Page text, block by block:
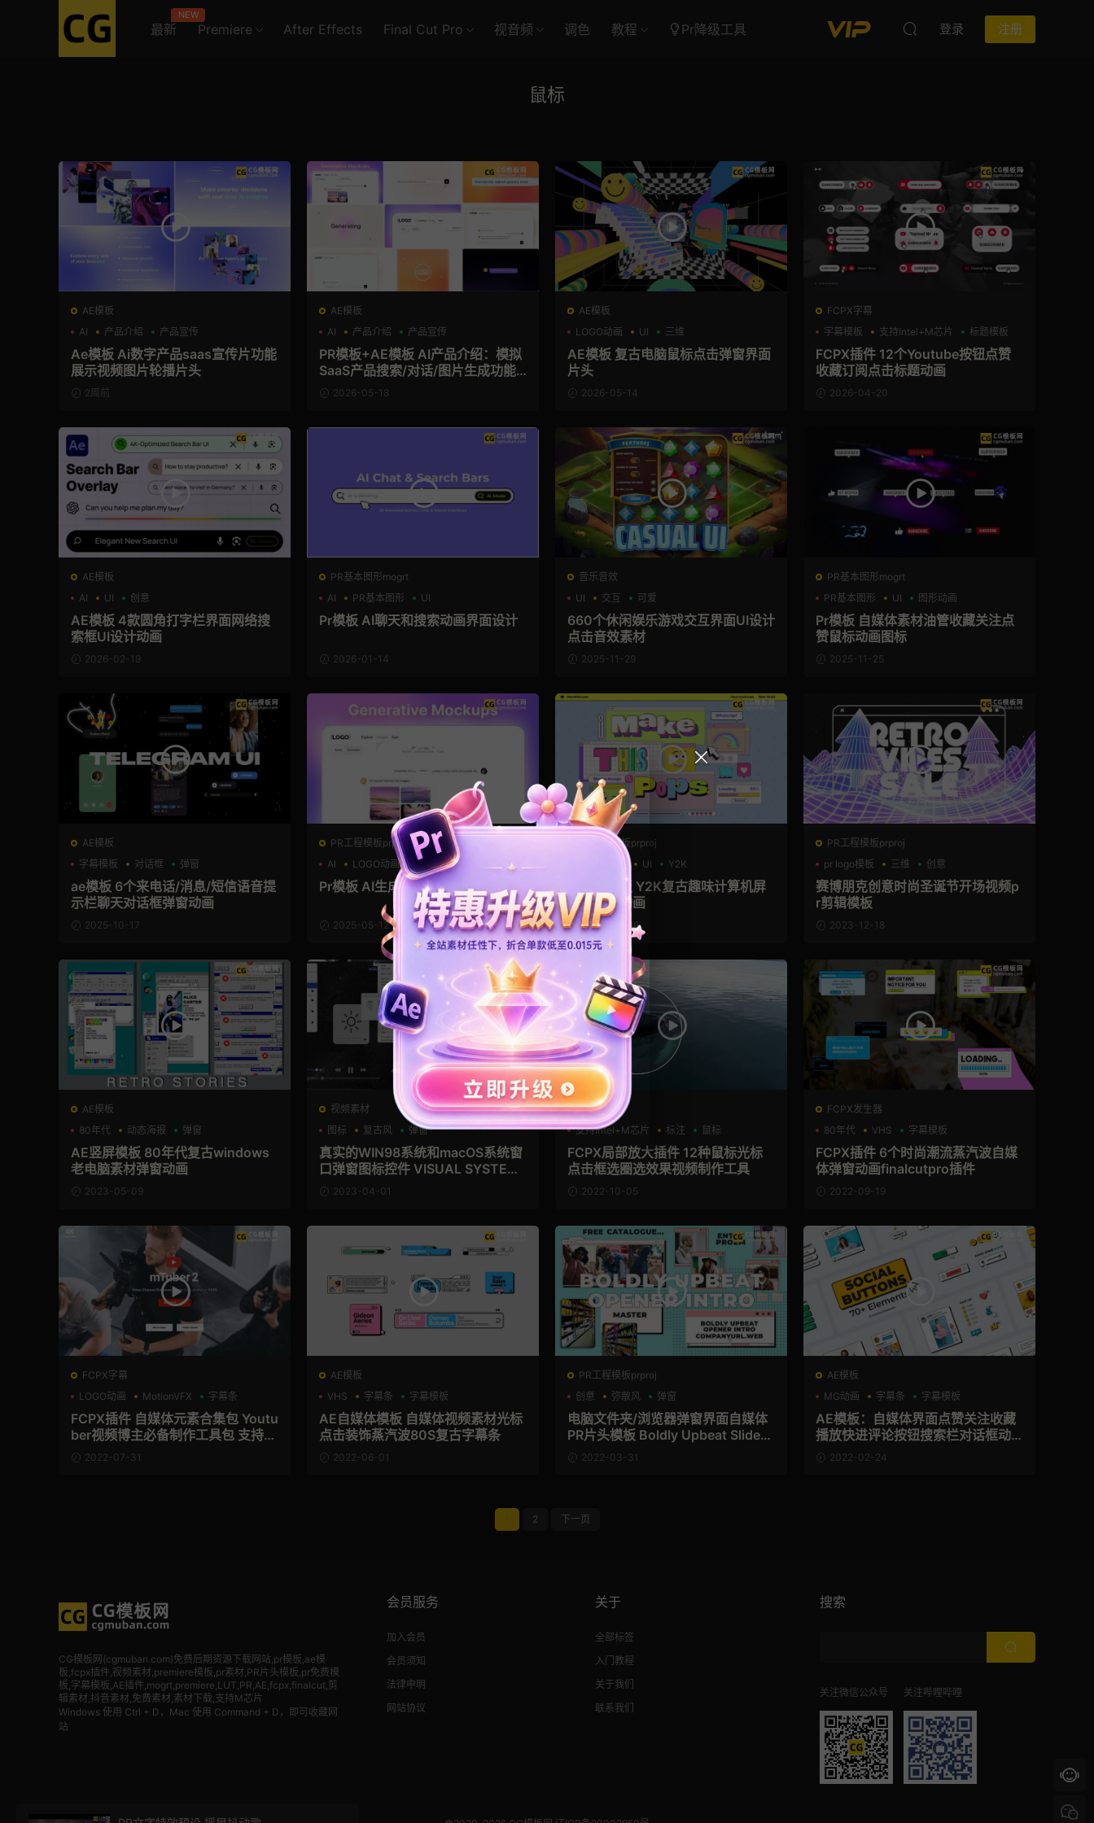
最新
NEW
Premiere After Effects Final Cut Pro 视音频 调色 教程 Pr降级工具 登录 注册
鼠标
AE模板
AI
产品介绍 产品宣传
Ae模板 Ai数字产品saas宣传片功能
展示视频图片轮播片头
2周前
AE模板
AI
产品介绍 产品宣传
PR模板+AE模板 AI产品介绍：模拟
SaaS产品搜索/对话/图片生成功能
展示2026-05-18
AE模板
LOGO动画
UI 三维
AE模板 复古电脑鼠标点击弹窗界面
片头
2026-05-14
FCPX字幕
字幕模板
支持Intel+M芯片 标题模板
FCPX插件 12个Youtube按钮点赞
收藏订阅点击标题动画
2026-04-20
AE模板
AI
UI 创意
AE模板 4款圆角打字栏界面网络搜
索框UI设计动画
2026-02-19
PR基本图形mogrt
AI
PR基本图形 UI
Pr模板 AI聊天和搜索动画界面设计
2026-01-14
音乐音效
UI
交互 可爱
660个休闲娱乐游戏交互界面UI设计
点击音效素材
2025-11-29
PR基本图形mogrt
PR基本图形
UI 图形动画
Pr模板 自媒体素材油管收藏关注点
赞鼠标动画图标
2025-11-25
AE模板
字幕模板
对话框 弹窗
ae模板 6个来电话/消息/短信语音提
示栏聊天对话框弹窗动画
2025-10-17
PR工程模板prproj
AI
LOGO动画 UI
Pr模板 AI生成搜索栏动画
2025-05-12
PR工程模板prproj
pr logo模板
UI Y2K
Pr片头模板 Y2K复古趣味计算机屏
幕界面UI动画
2024-01-06
PR工程模板prproj
pr logo模板
三维 创意
赛博朋克创意时尚圣诞节开场视频p
r剪辑模板
2023-12-18
AE模板
80年代
动态海报 弹窗
AE竖屏模板 80年代复古windows
老电脑素材弹窗动画
2023-05-09
视频素材
图标
复古风 弹窗
真实的WIN98系统和macOS系统窗
口弹窗图标控件 VISUAL SYSTEM
S 2023-04-01
FCPX字幕
支持Intel+M芯片
标注 鼠标
FCPX局部放大插件 12种鼠标光标
点击框选圈选效果视频制作工具
2022-10-05
FCPX发生器
80年代
VHS 字幕模板
FCPX插件 6个时尚潮流蒸汽波自媒
体弹窗动画finalcutpro插件
2022-09-19
FCPX字幕
LOGO动画
MotionVFX 字幕条
FCPX插件 自媒体元素合集包 Youtu
ber视频博主必备制作工具包 支持M
1
2022-07-31
AE模板
VHS
字幕条 字幕模板
AE自媒体模板 自媒体视频素材光标
点击装饰蒸汽波80S复古字幕条
2022-06-01
PR工程模板prproj
创意
弥散风 弹窗
电脑文件夹/浏览器弹窗界面自媒体
PR片头模板 Boldly Upbeat Slides
how Promo
2022-03-31
AE模板
MG动画
字幕条 字幕模板
AE模板：自媒体界面点赞关注收藏
播放快进评论按钮搜索栏对话框动
画合集 Social Media Buttons Pac
k
2022-02-24
1 2 下一页
CG模板网(cgmuban.com)免费后期资源下载网站,pr模板,ae模
板,fcpx插件,视频素材,premiere模板,pr素材,PR片头模板,pr免费模
板,字幕模板,AE插件,mogrt,premiere,LUT,PR,AE,fcpx,finalcut,剪
辑素材,抖音素材,免费素材,素材下载,支持M芯片
Windows 使用 Ctrl + D，Mac 使用 Command + D，即可收藏网
站
会员服务
加入会员
会员须知
法律申明
网站协议
关于
全部标签
入门教程
关于我们
联系我们
搜索
关注微信公众号 关注哔哩哔哩